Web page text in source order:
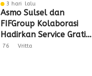
3 hari lalu
Asmo Sulsel dan
FIFGroup Kolaborasi
Hadirkan Service Gratis,
Hiburan, hingga
76 Vritta